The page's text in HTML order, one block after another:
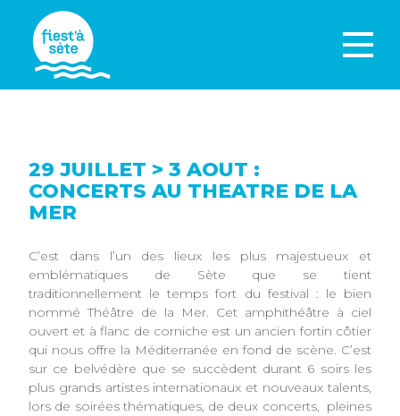
29 JUILLET > 3 AOUT :
CONCERTS AU THEATRE DE LA
MER
C’est dans l’un des lieux les plus majestueux et
emblématiques de Sète que se tient
traditionnellement le temps fort du festival : le bien
nommé Théâtre de la Mer. Cet amphithéâtre à ciel
ouvert et à flanc de corniche est un ancien fortin côtier
qui nous offre la Méditerranée en fond de scène. C’est
sur ce belvédère que se succèdent durant 6 soirs les
plus grands artistes internationaux et nouveaux talents,
lors de soirées thématiques, de deux concerts, pleines